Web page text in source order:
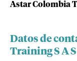
Astar Colombia
Datos de
Training S A S